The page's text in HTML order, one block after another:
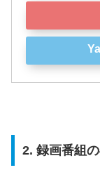
2. 録画番組